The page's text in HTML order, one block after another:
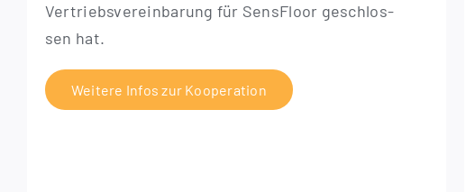
Ver­triebs­ver­ein­ba­rung für Sen­s­Flo­or geschlos­
sen hat.
Wei­te­re Infos zur Kooperation